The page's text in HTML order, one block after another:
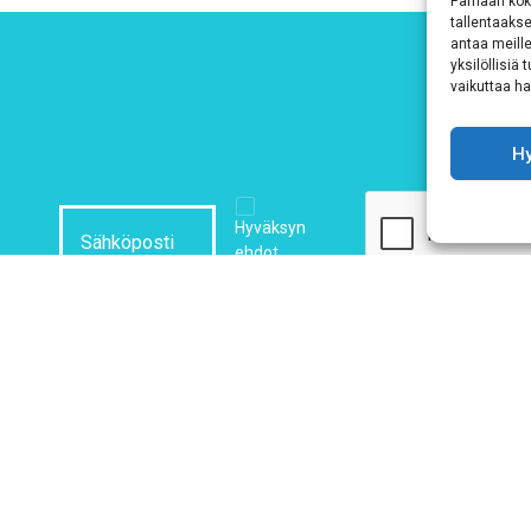
antaa
yksilöllisiä
vaikuttaa
Hyväksyn
ehdot